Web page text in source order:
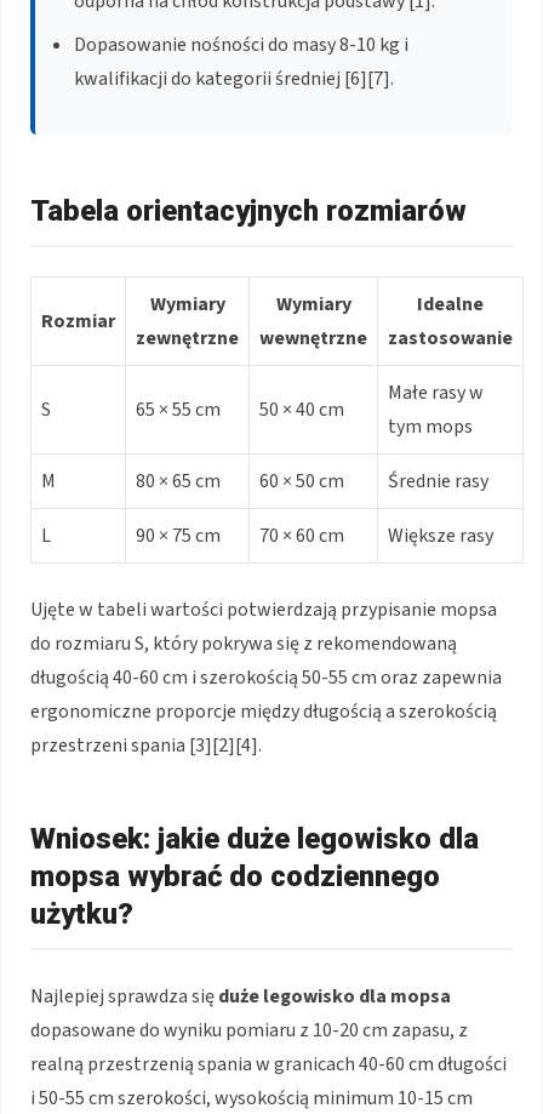
Dopasowanie nośności do masy 8-10 kg i
kwalifikacji do kategorii średniej [6][7].
Tabela orientacyjnych rozmiarów
Rozmiar
Wymiary
zewnętrzne
Wymiary
wewnętrzne
Idealne
zastosowanie
S 65 × 55 cm 50 × 40 cm
Małe rasy w
tym mops
M 80 × 65 cm 60 × 50 cm Średnie rasy
L 90 × 75 cm 70 × 60 cm Większe rasy
Ujęte w tabeli wartości potwierdzają przypisanie mopsa
do rozmiaru S, który pokrywa się z rekomendowaną
długością 40-60 cm i szerokością 50-55 cm oraz zapewnia
ergonomiczne proporcje między długością a szerokością
przestrzeni spania [3][2][4].
Wniosek: jakie duże legowisko dla
mopsa wybrać do codziennego
użytku?
Najlepiej sprawdza sięduże legowisko dla mopsa
dopasowane do wyniku pomiaru z 10-20 cm zapasu, z
realną przestrzenią spania w granicach 40-60 cm długości
i 50-55 cm szerokości, wysokością minimum 10-15 cm